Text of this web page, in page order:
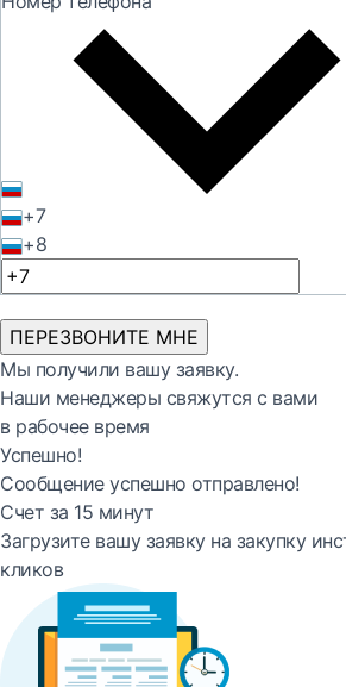
+7
+8
ПЕРЕЗВОНИТЕ МНЕ
Мы получили вашу заявку.
Наши менеджеры свяжутся с вами
в рабочее время
Успешно!
Сообщение успешно отправлено!
Счет за 15 минут
Загрузите вашу заявку на закупку
кликов